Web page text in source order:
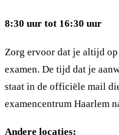
8:30 uur tot 16:30 uur
Zorg ervoor dat je altijd
examen. De tijd dat je
staat in de officiële mail
examencentrum Haarlem
Andere locaties: